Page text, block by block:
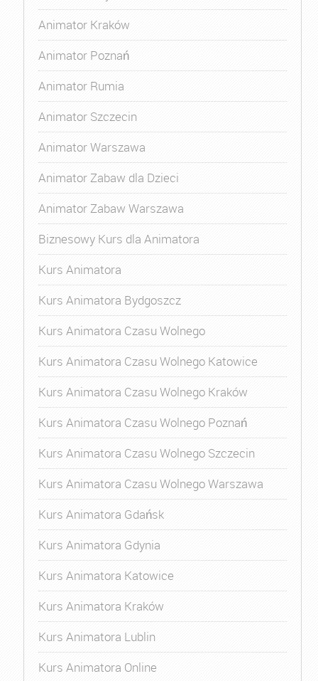
Animator Kraków
Animator Poznań
Animator Rumia
Animator Szczecin
Animator Warszawa
Animator Zabaw dla Dzieci
Animator Zabaw Warszawa
Biznesowy Kurs dla Animatora
Kurs Animatora
Kurs Animatora Bydgoszcz
Kurs Animatora Czasu Wolnego
Kurs Animatora Czasu Wolnego Katowice
Kurs Animatora Czasu Wolnego Kraków
Kurs Animatora Czasu Wolnego Poznań
Kurs Animatora Czasu Wolnego Szczecin
Kurs Animatora Czasu Wolnego Warszawa
Kurs Animatora Gdańsk
Kurs Animatora Gdynia
Kurs Animatora Katowice
Kurs Animatora Kraków
Kurs Animatora Lublin
Kurs Animatora Online